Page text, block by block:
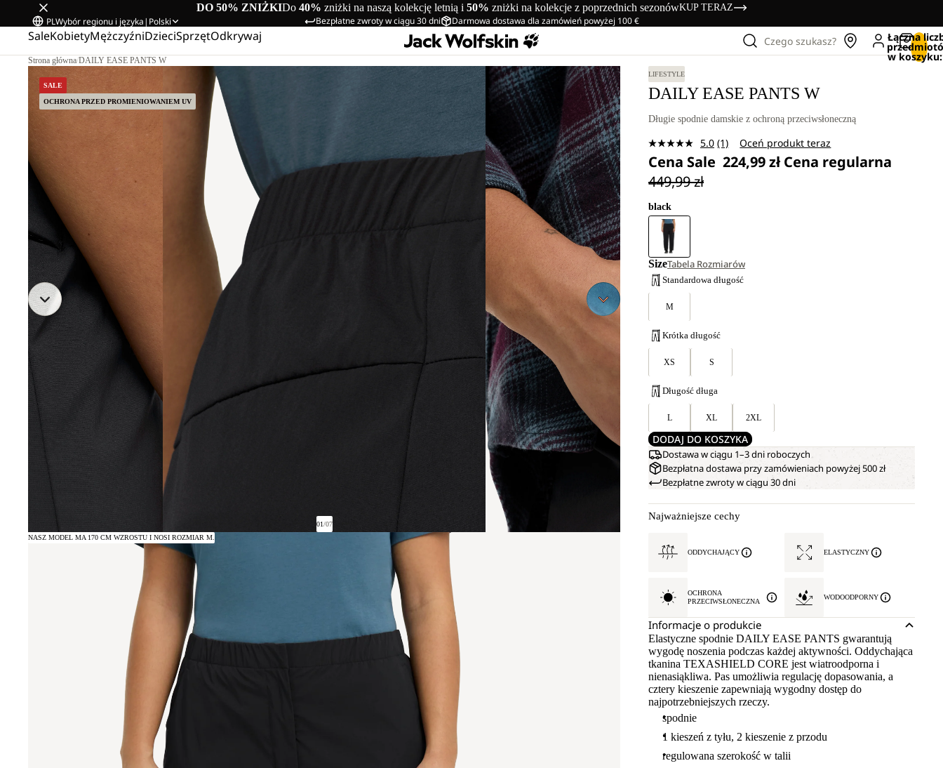
DO 50% ZNIŻKIDo 40% zniżki na naszą kolekcję letnią i 50% zniżki na kolekcje z poprzednich sezonówKUP TERAZ
Bezpłatne zwroty w ciągu 30 dni Darmowa dostawa dla zamówień powyżej 100 €
PLWybór regionu i języka| Polski
SaleKobietyMężczyźniDzieciSprzętOdkrywaj Czego szukasz? Łączna
w
Strona główna/DAILY EASE PANTS W
SALE
OCHRONA PRZED PROMIENIOWANIEM UV
01/07
NASZ MODEL MA 170 CM WZROSTU I NOSI ROZMIAR M.
LIFESTYLE
DAILY EASE PANTS W
Długie spodnie damskie z ochroną przeciwsłoneczną
5.0 Czytaj
Recenzję.
(1) Oceń produkt teraz
Cena Sale 224,99 zł Cena regularna
449,99 zł
black
SizeTabela Rozmiarów
Standardowa długość
M
Krótka długość
XS S
Długość długa
L XL 2XL
DODAJ DO KOSZYKA
Dostawa w ciągu 1–3 dni roboczych
Bezpłatna dostawa przy zamówieniach powyżej 500 zł
Bezpłatne zwroty w ciągu 30 dni
Najważniejsze cechy
ODDYCHAJĄCY ELASTYCZNY
OCHRONA
PRZECIWSŁONECZNA
WODOODPORNY
Informacje o produkcie
Elastyczne spodnie DAILY EASE PANTS gwarantują
wygodę noszenia podczas każdej aktywności. Oddychająca
tkanina TEXASHIELD CORE jest wiatroodporna i
nienasiąkliwa. Pas umożliwia regulację dopasowania, a
cztery kieszenie zapewniają wygodny dostęp do
najpotrzebniejszych rzeczy.
spodnie
1 kieszeń z tyłu, 2 kieszenie z przodu
regulowana szerokość w talii